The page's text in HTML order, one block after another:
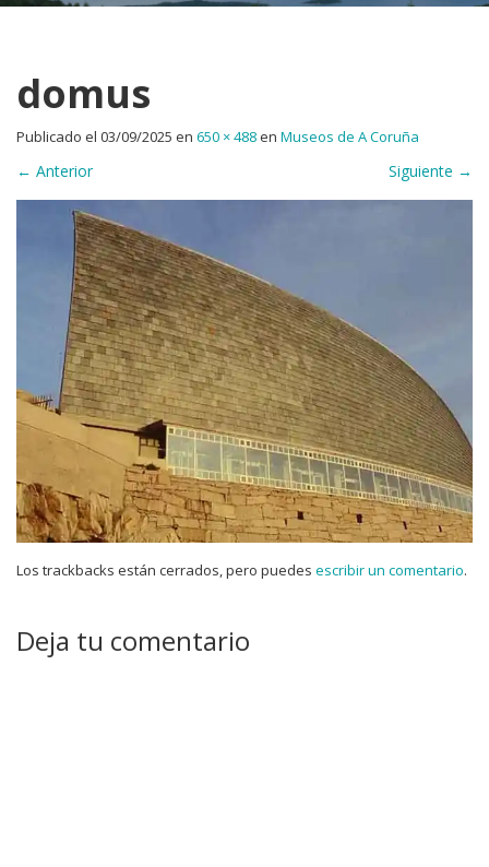
domus
Publicado el 03/09/2025 en 650 × 488en Museos de A Coruña
← Anterior Siguiente →
Los trackbacks están cerrados, pero puedes escribir un comentario.
Deja tu comentario